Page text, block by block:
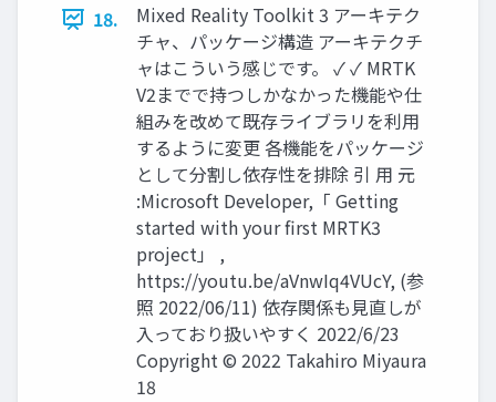
18.
Mixed Reality Toolkit 3 アーキテク
チャ、パッケージ構造 アーキテクチ
ャはこういう感じです。 ✓ ✓ MRTK
V2までで持つしかなかった機能や仕
組みを改めて既存ライブラリを利用
するように変更 各機能をパッケージ
として分割し依存性を排除 引 用 元
:Microsoft Developer,「 Getting
started with your first MRTK3
project」 ,
https://youtu.be/aVnwIq4VUcY, (参
照 2022/06/11) 依存関係も見直しが
入っており扱いやすく 2022/6/23
Copyright © 2022 Takahiro Miyaura
18